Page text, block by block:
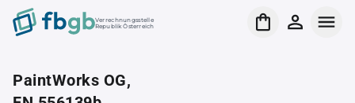
Verrechnungsstelle
Republik Österreich
PaintWorks OG,